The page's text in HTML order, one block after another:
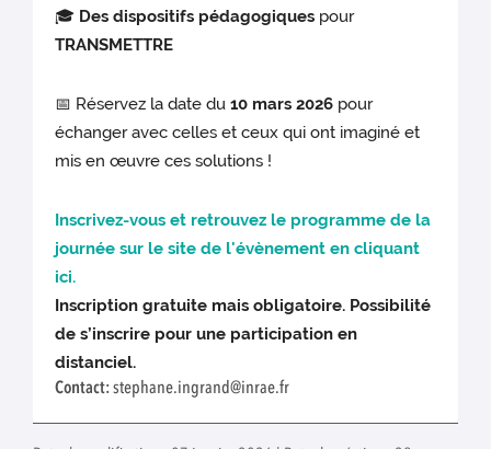
🎓 Des dispositifs pédagogiques pour
TRANSMETTRE
📅 Réservez la date du10 mars 2026 pour
échanger avec celles et ceux qui ont imaginé et
mis en œuvre ces solutions !
Inscrivez-vous et retrouvez le programme de la
journée sur le site de l'évènement en cliquant
ici.
Inscription gratuite mais obligatoire. Possibilité
de s’inscrire pour une participation en
distanciel.
Contact:stephane.ingrand@inrae.fr